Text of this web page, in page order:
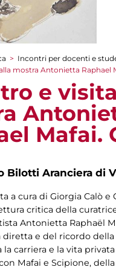
> Incontri per docenti e
mostra Antonietta Raphael
e
Mafai.
Bilotti Aranciera di
a cura di Giorgia Calò e
critica della
Antonietta Raphaël
e del ricordo della
la carriera e la vita privata
Mafai e Scipione,